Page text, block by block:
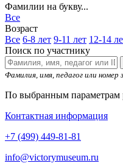
Фамилии на букву...
Все
Возраст
Все 6-8 лет 9-11 лет 12-14
Поиск по участнику
Фамилия, имя, педагог или номер
По выбранным параметрам
Контактная информация
+7 (499) 449-81-81
info@victorymuseum.ru